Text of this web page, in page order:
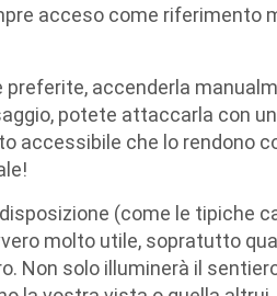
acceso come riferimento
accenderla
potete attaccarla con
accessibile che lo rendono
(come le tipiche
molto utile, sopratutto
Non solo illuminerà il